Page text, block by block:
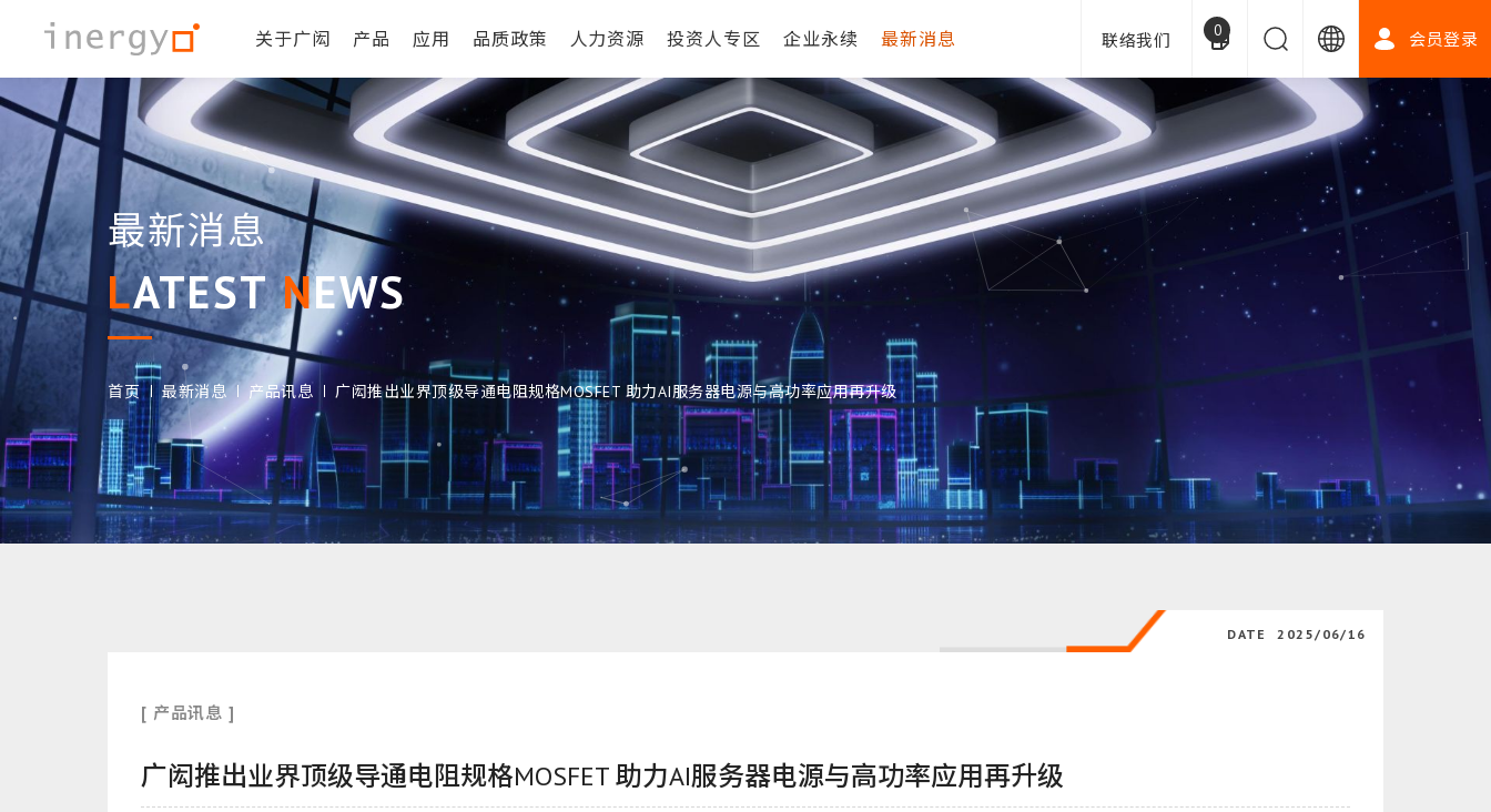
关于广闳 产品 应用 品质政策 人力资源 投资人专区 企业永续 最新消息 联络我们 0 会员登录
最新消息
LATEST NEWS
首页 最新消息 产品讯息 广闳推出业界顶级导通电阻规格MOSFET 助力AI服务器电源与高功率应用再升级
DATE 2025/06/16
[ 产品讯息 ]
广闳推出业界顶级导通电阻规格MOSFET 助力AI服务器电源与高功率应用再升级